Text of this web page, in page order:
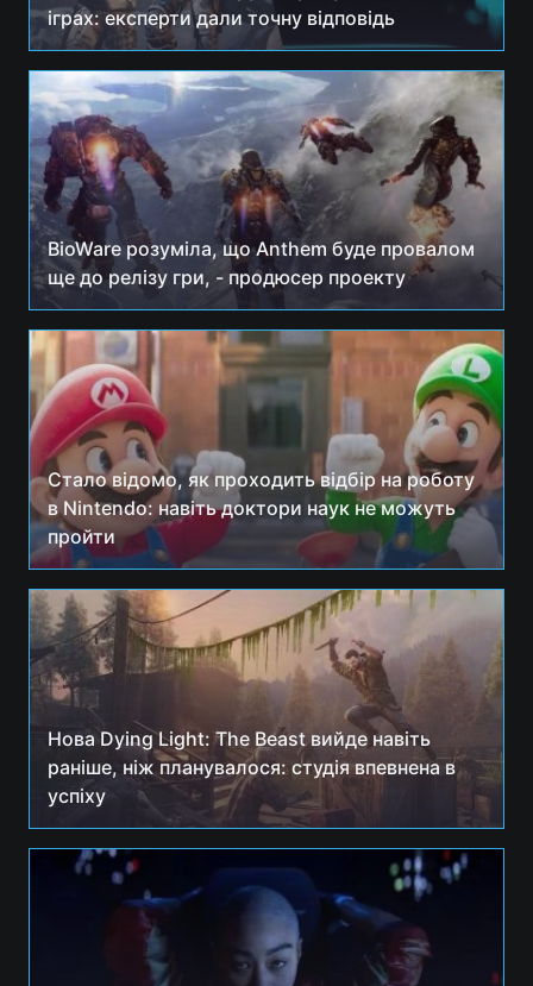
іграх: експерти дали точну відповідь
BioWare розуміла, що Anthem буде провалом
ще до релізу гри, - продюсер проекту
Стало відомо, як проходить відбір на роботу
в Nintendo: навіть доктори наук не можуть
пройти
Нова Dying Light: The Beast вийде навіть
раніше, ніж планувалося: студія впевнена в
успіху